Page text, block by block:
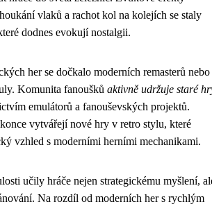
vlaků a rachot kol na kolejích se staly
dodnes evokují nostalgii.
her se dočkalo moderních remasterů nebo
Komunita fanoušků aktivně udržuje staré
emulátorů a fanouševských projektů.
vytvářejí nové hry v retro stylu, které
vzhled s moderními herními mechanikami.
učily hráče nejen strategickému myšlení,
Na rozdíl od moderních her s rychlým